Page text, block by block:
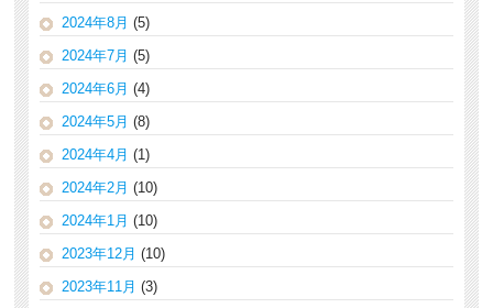
2024年8月 (5)
2024年7月 (5)
2024年6月 (4)
2024年5月 (8)
2024年4月 (1)
2024年2月 (10)
2024年1月 (10)
2023年12月 (10)
2023年11月 (3)